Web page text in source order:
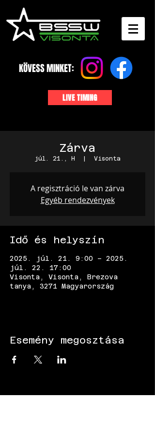
KÖVESS MINKET:
LIVE TIMING
Zárva
júl. 21., H Visonta
A regisztráció le van zárva
Egyéb rendezvények
Idő és helyszín
2025. júl. 21. 9:00 – 2025.
júl. 22. 17:00
Visonta, Visonta, Brezova
tanya, 3271 Magyarország
Esemény megosztása